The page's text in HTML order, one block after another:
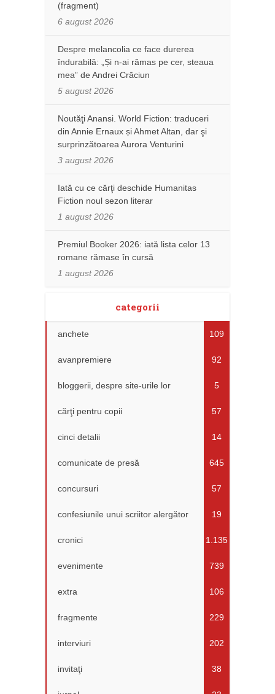
(fragment)
6 august 2026
Despre melancolia ce face durerea
îndurabilă: „Și n-ai rămas pe cer, steaua
mea” de Andrei Crăciun
5 august 2026
Noutăţi Anansi. World Fiction: traduceri
din Annie Ernaux și Ahmet Altan, dar şi
surprinzătoarea Aurora Venturini
3 august 2026
Iată cu ce cărţi deschide Humanitas
Fiction noul sezon literar
1 august 2026
Premiul Booker 2026: iată lista celor 13
romane rămase în cursă
1 august 2026
categorii
anchete 109
avanpremiere 92
bloggerii, despre site-urile lor 5
cărţi pentru copii 57
cinci detalii 14
comunicate de presă 645
concursuri 57
confesiunile unui scriitor alergător 19
cronici 1.135
evenimente 739
extra 106
fragmente 229
interviuri 202
invitaţi 38